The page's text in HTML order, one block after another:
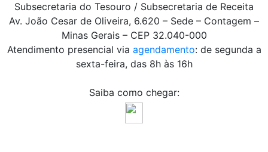
Subsecretaria do Tesouro / Subsecretaria de Receita
Av. João Cesar de Oliveira, 6.620 – Sede – Contagem –
Minas Gerais – CEP 32.040-000
Atendimento presencial via agendamento: de segunda a
sexta-feira, das 8h às 16h
Saiba como chegar: